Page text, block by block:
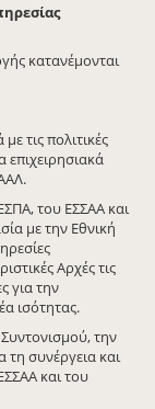
κατανέμονται
τις πολιτικές
του ΕΣΣΑΑ και
με την Εθνική
Αρχές τις
για την
ισότητας.
την
τη συνέργεια και
και του